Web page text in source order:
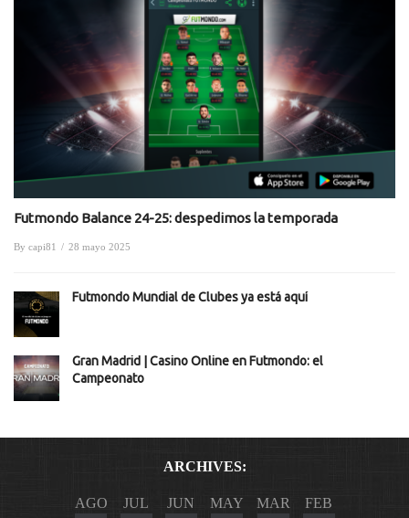
Futmondo Balance 24-25: despedimos la temporada
By capi81 / 28 mayo 2025
Futmondo Mundial de Clubes ya está aquí
Gran Madrid | Casino Online en Futmondo: el
Campeonato
ARCHIVES:
AGO
JUL
JUN
MAY
MAR
FEB